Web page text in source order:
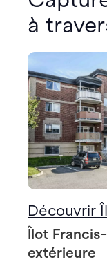
à
Découvrir
Îlot
extérieure